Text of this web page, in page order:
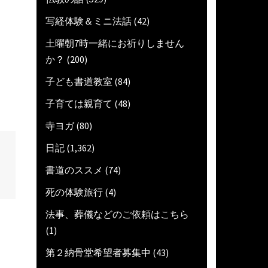
写経体験＆ミニ法話 (42)
土曜朝7時一緒にお祈りしません
か？ (200)
子ども書道教室 (84)
子育ては親育て (48)
寺ヨガ(80)
日記 (1,362)
書道のススメ (74)
死の体験旅行 (4)
法事、葬儀などのご依頼はこちら
(1)
第２納骨堂希望者募集中 (43)